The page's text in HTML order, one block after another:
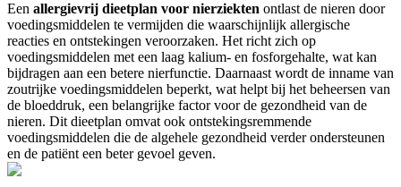
Een allergievrij dieetplan voor nierziekten ontlast de nieren door
voedingsmiddelen te vermijden die waarschijnlijk allergische
reacties en ontstekingen veroorzaken. Het richt zich op
voedingsmiddelen met een laag kalium- en fosforgehalte, wat kan
bijdragen aan een betere nierfunctie. Daarnaast wordt de inname van
zoutrijke voedingsmiddelen beperkt, wat helpt bij het beheersen van
de bloeddruk, een belangrijke factor voor de gezondheid van de
nieren. Dit dieetplan omvat ook ontstekingsremmende
voedingsmiddelen die de algehele gezondheid verder ondersteunen
en de patiënt een beter gevoel geven.